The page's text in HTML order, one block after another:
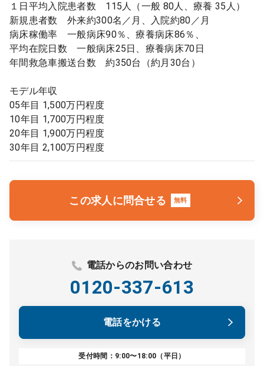
１日平均入院患者数 115人（一般 80人、療養 35人）
新規患者数 外来約300名／月、入院約80／月
病床稼働率 一般病床90％、療養病床86％、
平均在院日数 一般病床25日、療養病床70日
年間救急車搬送台数 約350台（約月30台）
モデル年収
05年目 1,500万円程度
10年目 1,700万円程度
20年目 1,900万円程度
30年目 2,100万円程度
この求人に問合せる 無料
電話からのお問い合わせ
0120-337-613
電話をかける
受付時間：9:00〜18:00（平日）